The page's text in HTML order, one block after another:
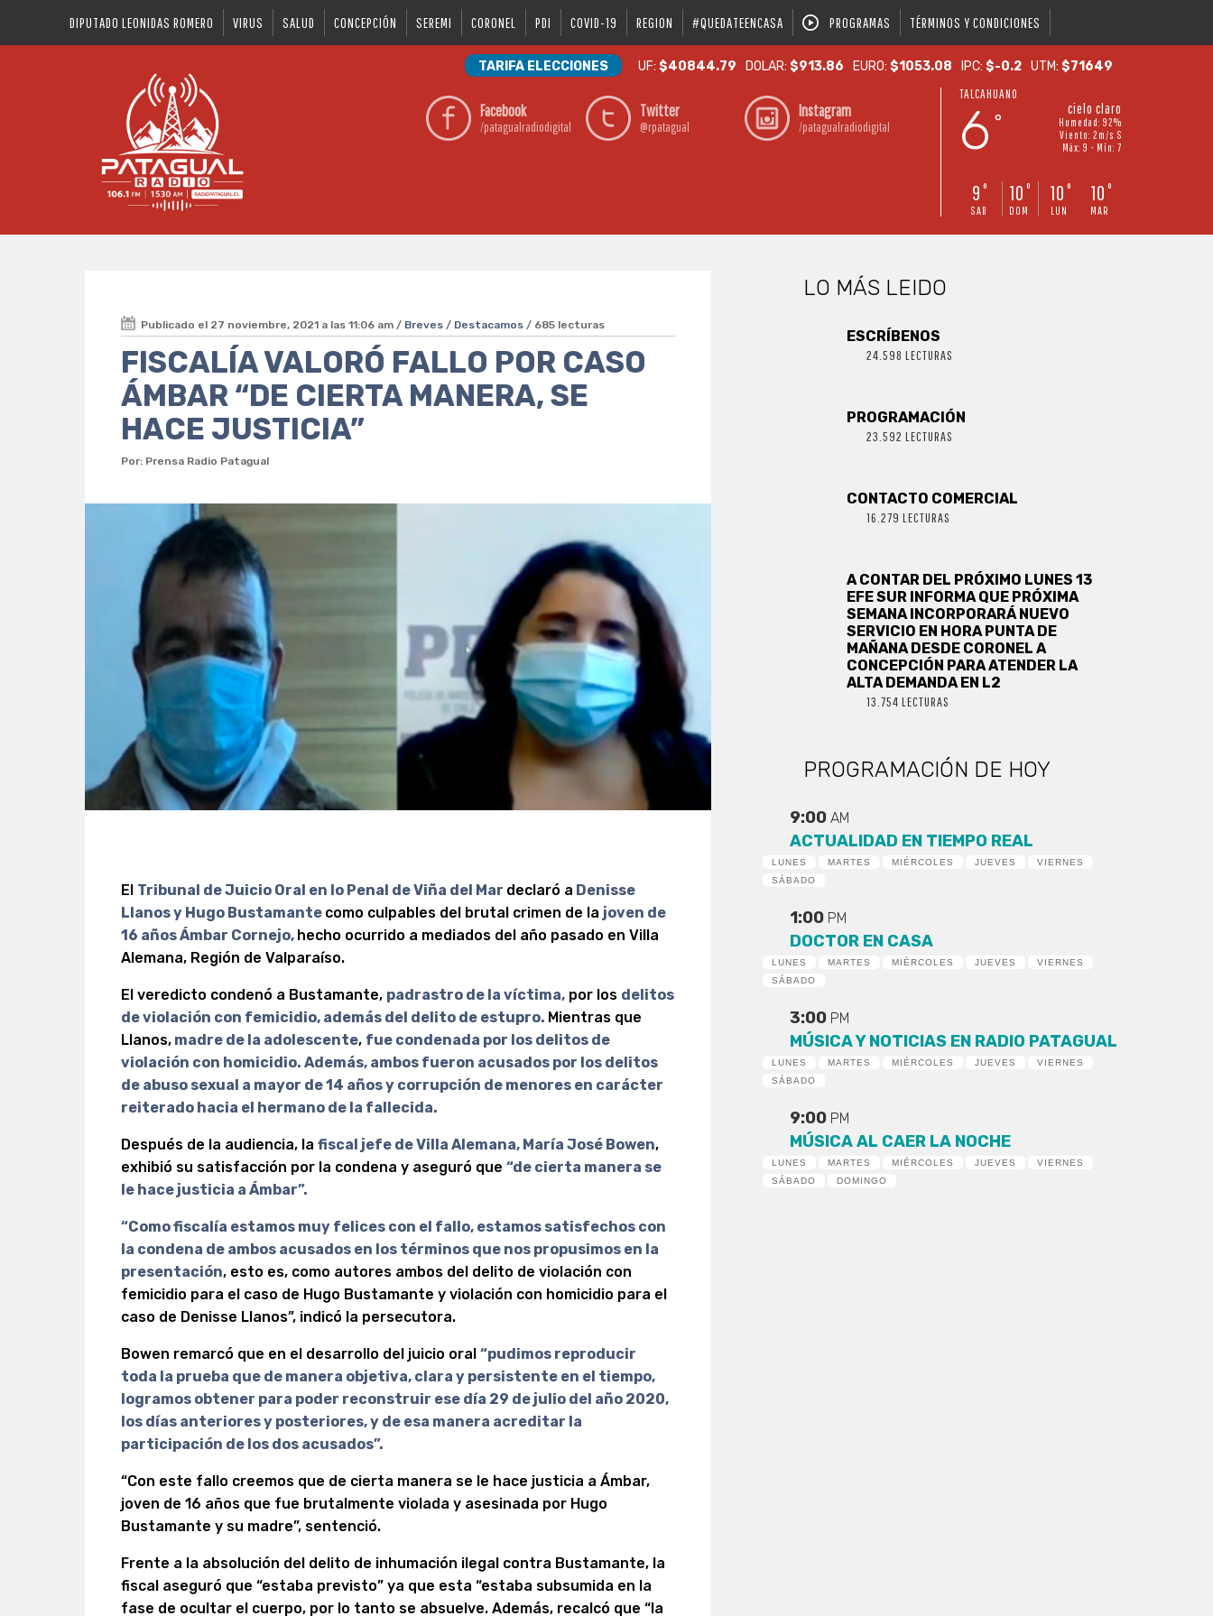
DIPUTADO LEONIDAS ROMERO VIRUS SALUD CONCEPCIÓN SEREMI CORONEL PDI COVID-19 REGION #QUEDATEENCASA PROGRAMAS TÉRMINOS Y CONDICIONES
TARIFA ELECCIONES UF:$40844.79 DOLAR:$913.86 EURO:$1053.08 IPC:$-0.2 UTM:$71649
Facebook
/patagualradiodigital
Twitter
@rpatagual
Instagram
/patagualradiodigital
TALCAHUANO
6 °
cielo claro
Humedad: 92%
Viento: 2m/s S
Máx: 9 • Mín: 7
9 °
SAB
10 °
DOM
10 °
LUN
10 °
MAR
Publicado el 27 noviembre, 2021 a las 11:06 am / Breves / Destacamos / 685 lecturas
FISCALÍA VALORÓ FALLO POR CASO
ÁMBAR “DE CIERTA MANERA, SE
HACE JUSTICIA”
Por: Prensa Radio Patagual
El Tribunal de Juicio Oral en lo Penal de Viña del Mar declaró a Denisse
Llanos y Hugo Bustamante como culpables del brutal crimen de la joven de
16 años Ámbar Cornejo, hecho ocurrido a mediados del año pasado en Villa
Alemana, Región de Valparaíso.
El veredicto condenó a Bustamante, padrastro de la víctima, por los delitos
de violación con femicidio, además del delito de estupro. Mientras que
Llanos, madre de la adolescente, fue condenada por los delitos de
violación con homicidio. Además, ambos fueron acusados por los delitos
de abuso sexual a mayor de 14 años y corrupción de menores en carácter
reiterado hacia el hermano de la fallecida.
Después de la audiencia, lafiscal jefe de Villa Alemana, María José Bowen,
exhibió su satisfacción por la condena y aseguró que“de cierta manera se
le hace justicia a Ámbar”.
“Como fiscalía estamos muy felices con el fallo, estamos satisfechos con
la condena de ambos acusados en los términos que nos propusimos en la
presentación, esto es, como autores ambos del delito de violación con
femicidio para el caso de Hugo Bustamante y violación con homicidio para el
caso de Denisse Llanos”, indicó la persecutora.
Bowen remarcó que en el desarrollo del juicio oral“pudimos reproducir
toda la prueba que de manera objetiva, clara y persistente en el tiempo,
logramos obtener para poder reconstruir ese día 29 de julio del año 2020,
los días anteriores y posteriores, y de esa manera acreditar la
participación de los dos acusados”.
“Con este fallo creemos que de cierta manera se le hace justicia a Ámbar,
joven de 16 años que fue brutalmente violada y asesinada por Hugo
Bustamante y su madre”, sentenció.
Frente a la absolución del delito de inhumación ilegal contra Bustamante, la
fiscal aseguró que “estaba previsto” ya que esta “estaba subsumida en la
fase de ocultar el cuerpo, por lo tanto se absuelve. Además, recalcó que “la
LO MÁS LEIDO
ESCRÍBENOS
24.598 LECTURAS
PROGRAMACIÓN
23.592 LECTURAS
CONTACTO COMERCIAL
16.279 LECTURAS
A CONTAR DEL PRÓXIMO LUNES 13
EFE SUR INFORMA QUE PRÓXIMA
SEMANA INCORPORARÁ NUEVO
SERVICIO EN HORA PUNTA DE
MAÑANA DESDE CORONEL A
CONCEPCIÓN PARA ATENDER LA
ALTA DEMANDA EN L2
13.754 LECTURAS
PROGRAMACIÓN DE HOY
9:00AM
ACTUALIDAD EN TIEMPO REAL
LUNES MARTES MIÉRCOLES JUEVES
VIERNES
SÁBADO
1:00 PM
DOCTOR EN CASA
LUNES MARTES MIÉRCOLES JUEVES
VIERNES
SÁBADO
3:00 PM
MÚSICA Y NOTICIAS EN RADIO PATAGUAL
LUNES MARTES MIÉRCOLES JUEVES
VIERNES
SÁBADO
9:00 PM
MÚSICA AL CAER LA NOCHE
LUNES MARTES MIÉRCOLES JUEVES
VIERNES
SÁBADO
DOMINGO